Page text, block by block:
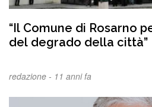
“Il Comune di Rosarno
del degrado della città”
redazione - 11 anni fa